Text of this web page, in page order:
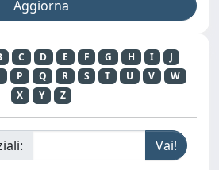
C D E F G H I
J
P Q R S T U V
W
X
Y Z